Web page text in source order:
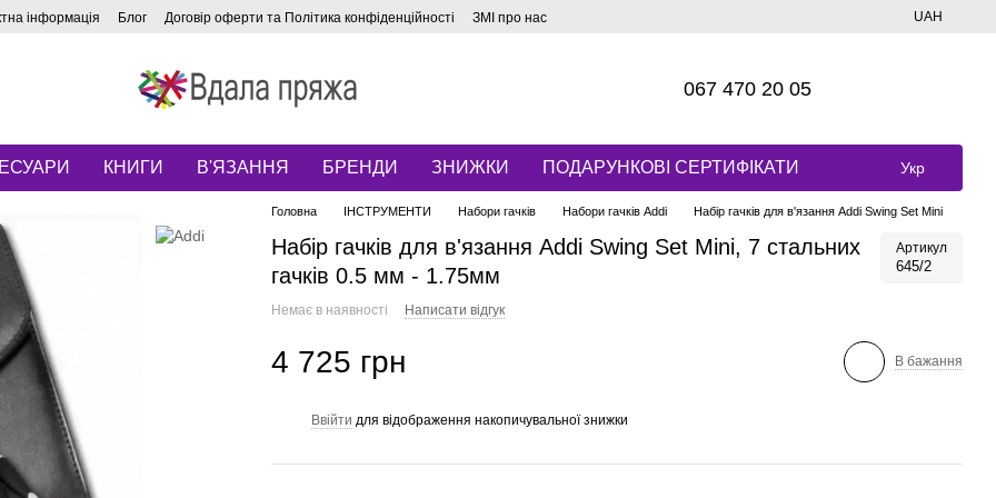
інформація Блог Договір оферти та Політика конфіденційності ЗМІ про нас UAH
067 470 20 05
КНИГИ В'ЯЗАННЯ БРЕНДИ ЗНИЖКИ ПОДАРУНКОВІ СЕРТИФІКАТИ Укр
Головна ІНСТРУМЕНТИ Набори гачків Набори гачків Addi Набір гачків для в'язання Addi Swing Set Mini
Набір гачків для в'язання Addi Swing Set Mini, 7 стальних
гачків 0.5 мм - 1.75мм
Артикул
645/2
Немає в наявності Написати відгук
4 725 грн В бажання
Ввійти для відображення накопичувальної знижки